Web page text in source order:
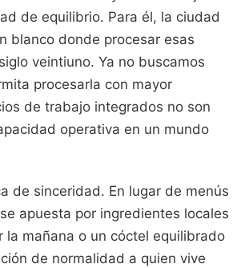
de equilibrio. Para él, la ciudad
blanco donde procesar esas
veintiuno. Ya no buscamos
procesarla con mayor
de trabajo integrados no son
operativa en un mundo
de sinceridad. En lugar de menús
apuesta por ingredientes locales
mañana o un cóctel equilibrado
de normalidad a quien vive